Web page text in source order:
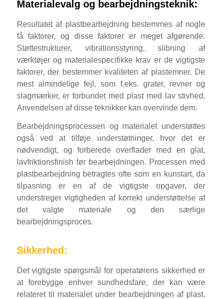
Materialevalg og bearbejdningsteknik:
Resultatet af plastbearbejdning bestemmes af nogle
få faktorer, og disse faktorer er meget afgørende.
Støttestrukturer, vibrationsstyring, slibning af
værktøjer og materialespecifikke krav er de vigtigste
faktorer, der bestemmer kvaliteten af plastemner. De
mest almindelige fejl, som f.eks. grater, revner og
slagmærker, er forbundet med plast med lav stivhed.
Anvendelsen af disse teknikker kan overvinde dem.
Bearbejdningsprocessen og materialet understøttes
også ved at tilføje understøtninger, hvor det er
nødvendigt, og forberede overflader med en glat,
lavfriktionsfinish før bearbejdningen. Processen med
plastbearbejdning betragtes ofte som en kunstart, da
tilpasning er en af de vigtigste opgaver, der
understreger vigtigheden af korrekt understøttelse af
det valgte materiale og den særlige
bearbejdningsproces.
Sikkerhed:
Det vigtigste spørgsmål for operatørens sikkerhed er
at forebygge enhver sundhedsfare, der kan være
relateret til materialet under bearbejdningen af plast.